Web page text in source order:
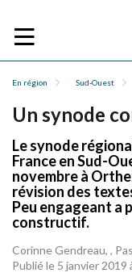
En région Sud-Ouest
Un synode
Le synode
France en Sud-
novembre à
révision des
Peu engageant a
constructif.
Corinne Gendreau, ,
Publié le 5 janvier 2019